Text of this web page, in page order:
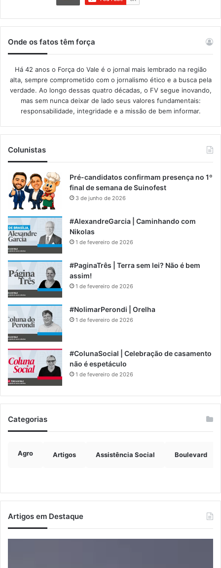
Onde os fatos têm força
Há 42 anos o Força do Vale é o jornal mais lembrado na região
alta, sempre comprometido com o jornalismo ético e a busca pela
verdade. Ao longo dessas quatro décadas, o FV segue inovando,
mas sem nunca deixar de lado seus valores fundamentais:
responsabilidade, integridade e a missão de bem informar.​
Colunistas
Pré-candidatos confirmam presença no 1º
final de semana de Suinofest
3 de junho de 2026
#AlexandreGarcia | Caminhando com
Nikolas
1 de fevereiro de 2026
#PaginaTrês | Terra sem lei? Não é bem
assim!
1 de fevereiro de 2026
#NolimarPerondi | Orelha
1 de fevereiro de 2026
#ColunaSocial | Celebração de casamento
não é espetáculo
1 de fevereiro de 2026
Categorias
Agro Artigos Assistência Social Boulevard
Artigos em Destaque